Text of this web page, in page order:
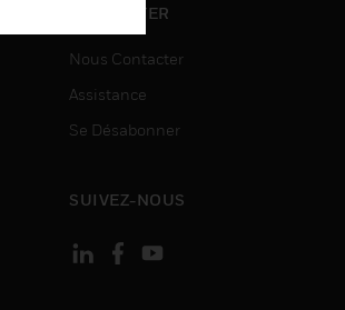
CONTACTER
Nous Contacter
Assistance
Se Désabonner
SUIVEZ-NOUS